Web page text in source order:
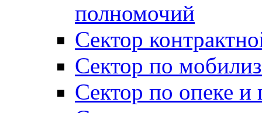
полномочий
Сектор
Сектор по
Сектор по опеке и